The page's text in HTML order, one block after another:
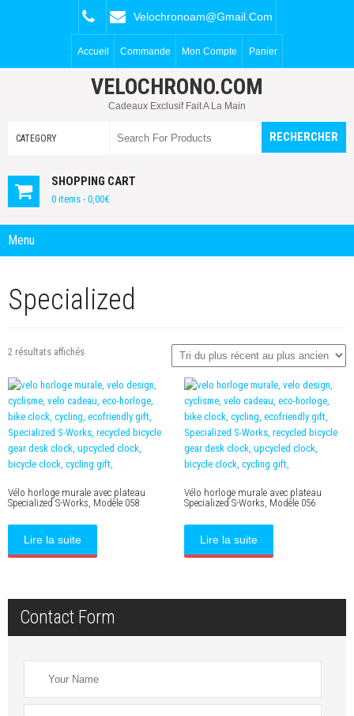
Velochronoam@gmail.com
Accueil Commande Mon Compte Panier
VELOCHRONO.COM
Cadeaux Exclusif Fait A La Main
SHOPPING CART
0 items - 0,00€
Menu
Specialized
2 résultats affichésTrié
plus
récent
au
plus
ancien
Vélo horloge murale avec plateau
Specialized S-Works, Modèle 058
Lire la suite
Vélo horloge murale avec plateau
Specialized S-Works, Modèle 056
Lire la suite
Contact Form